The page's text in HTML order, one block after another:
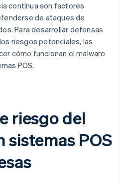
continua son factores
de ataques de
Para desarrollar defensas
riesgos potenciales, las
cómo funcionan el malware
POS.
riesgo del
sistemas POS